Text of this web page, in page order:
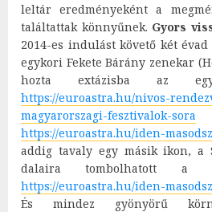
leltár eredményeként a
találtattak könnyűnek. Gyors
2014-es indulást követő két
egykori Fekete Bárány zenekar
hozta extázisba az
https://euroastra.hu/nivos-
magyarorszagi-fesztivalok-sora
https://euroastra.hu/iden-
addig tavaly egy másik ikon, a
dalaira tombolhatott a
https://euroastra.hu/iden-
És mindez gyönyörű